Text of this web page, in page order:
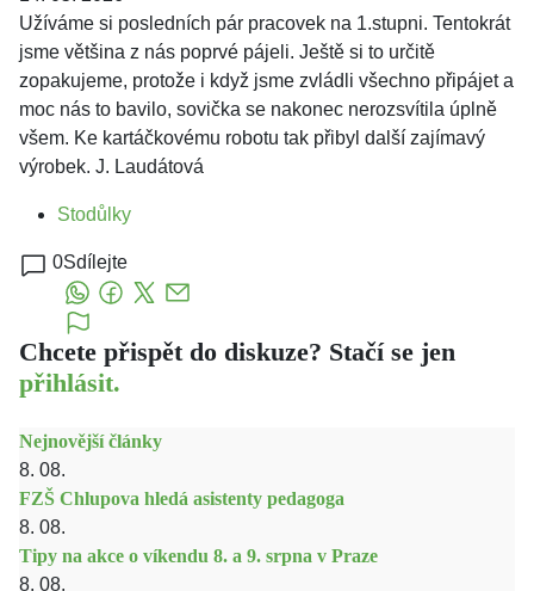
Užíváme si posledních pár pracovek na 1.stupni. Tentokrát
jsme většina z nás poprvé pájeli. Ještě si to určitě
zopakujeme, protože i když jsme zvládli všechno připájet a
moc nás to bavilo, sovička se nakonec nerozsvítila úplně
všem. Ke kartáčkovému robotu tak přibyl další zajímavý
výrobek. J. Laudátová
Stodůlky
0Sdílejte
Chcete přispět do diskuze? Stačí se jen
přihlásit.
Nejnovější články
8. 08.
FZŠ Chlupova hledá asistenty pedagoga
8. 08.
Tipy na akce o víkendu 8. a 9. srpna v Praze
8. 08.